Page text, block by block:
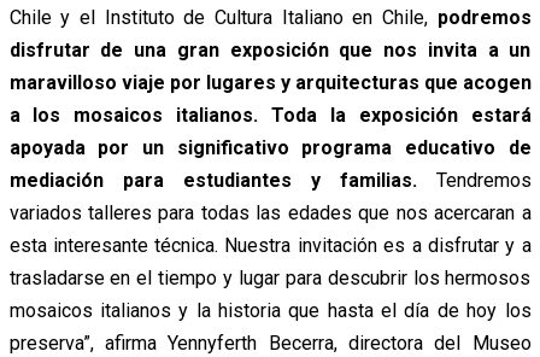
Chile y el Instituto de Cultura Italiano en Chile, podremos
disfrutar de una gran exposición que nos invita a un
maravilloso viaje por lugares y arquitecturas que acogen
a los mosaicos italianos. Toda la exposición estará
apoyada por un significativo programa educativo de
mediación para estudiantes y familias.Tendremos
variados talleres para todas las edades que nos acercaran a
esta interesante técnica. Nuestra invitación es a disfrutar y a
trasladarse en el tiempo y lugar para descubrir los hermosos
mosaicos italianos y la historia que hasta el día de hoy los
preserva”, afirma Yennyferth Becerra, directora del Museo